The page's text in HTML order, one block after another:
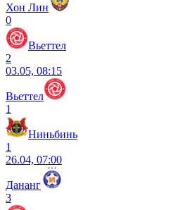
Хон Лин
0
Вьеттел
2
03.05, 08:15
Вьеттел
1
Ниньбинь
1
26.04, 07:00
Дананг
3